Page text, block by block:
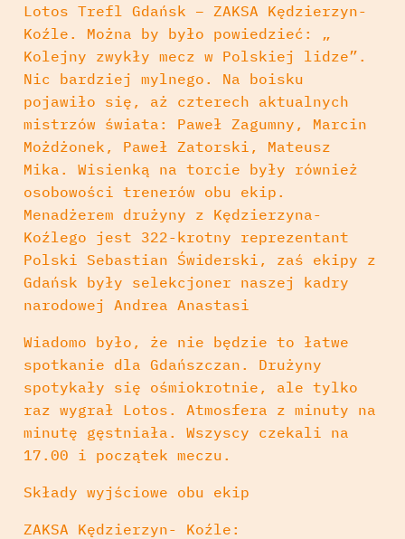
Lotos Trefl Gdańsk – ZAKSA Kędzierzyn-
Koźle. Można by było powiedzieć: „
Kolejny zwykły mecz w Polskiej lidze”.
Nic bardziej mylnego. Na boisku
pojawiło się, aż czterech aktualnych
mistrzów świata: Paweł Zagumny, Marcin
Możdżonek, Paweł Zatorski, Mateusz
Mika. Wisienką na torcie były również
osobowości trenerów obu ekip.
Menadżerem drużyny z Kędzierzyna-
Koźlego jest 322-krotny reprezentant
Polski Sebastian Świderski, zaś ekipy z
Gdańsk były selekcjoner naszej kadry
narodowej Andrea Anastasi
Wiadomo było, że nie będzie to łatwe
spotkanie dla Gdańszczan. Drużyny
spotykały się ośmiokrotnie, ale tylko
raz wygrał Lotos. Atmosfera z minuty na
minutę gęstniała. Wszyscy czekali na
17.00 i początek meczu.
Składy wyjściowe obu ekip
ZAKSA Kędzierzyn- Koźle: